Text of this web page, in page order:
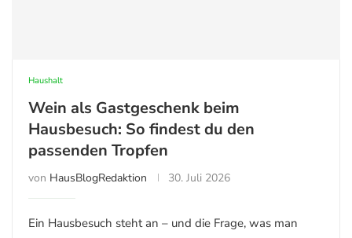
Haushalt
Wein als Gastgeschenk beim
Hausbesuch: So findest du den
passenden Tropfen
von HausBlogRedaktion 30. Juli 2026
Ein Hausbesuch steht an – und die Frage, was man